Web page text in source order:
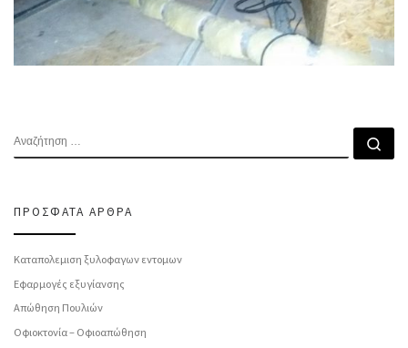
ΑΝΑΖΉΤΗΣΗ
ΠΡΌΣΦΑΤΑ ΆΡΘΡΑ
Καταπολεμιση ξυλοφαγων εντομων
Εφαρμογές εξυγίανσης
Απώθηση Πουλιών
Οφιοκτονία – Οφιοαπώθηση